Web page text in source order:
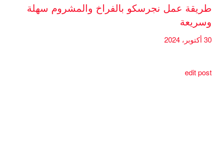
طريقة عمل نجرسكو بالفراخ والمشروم سهلة
وسريعة
30 أكتوبر، 2024
edit post